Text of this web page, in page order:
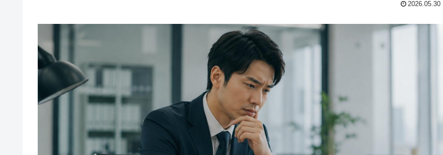
2026.05.30